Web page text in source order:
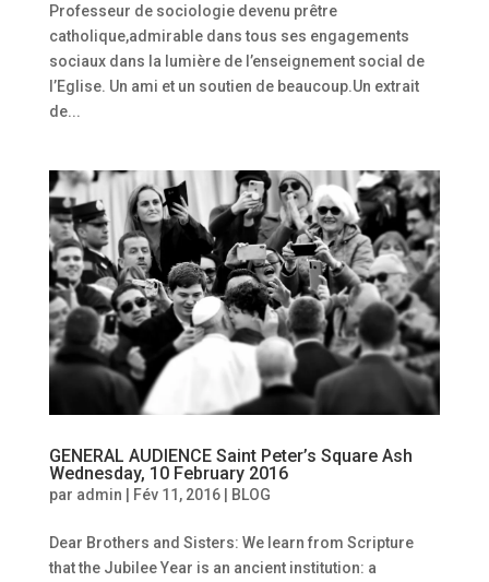
Professeur de sociologie devenu prêtre
catholique,admirable dans tous ses engagements
sociaux dans la lumière de l’enseignement social de
l’Eglise. Un ami et un soutien de beaucoup.Un extrait
de...
GENERAL AUDIENCE Saint Peter’s Square Ash
Wednesday, 10 February 2016
par admin Fév 11, 2016| BLOG
Dear Brothers and Sisters: We learn from Scripture
that the Jubilee Year is an ancient institution: a